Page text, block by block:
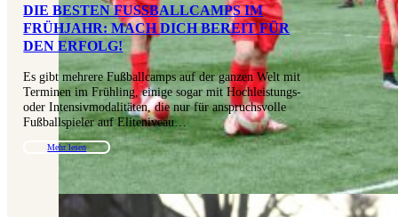
DIE BESTEN FUSSBALLCAMPS IM F
RÜHJAHR: MACH DICH BEREIT FÜR D
EN ERFOLG!
Es gibt mehrere Fußballcamps auf der ganzen Welt mit
Terminen im Frühling, einige sogar mit Hochleistungs-
oder Intensivmodalitäten, die nur für anspruchsvolle
Fußballspieler auf Eliteniveau…
Mehr lesen